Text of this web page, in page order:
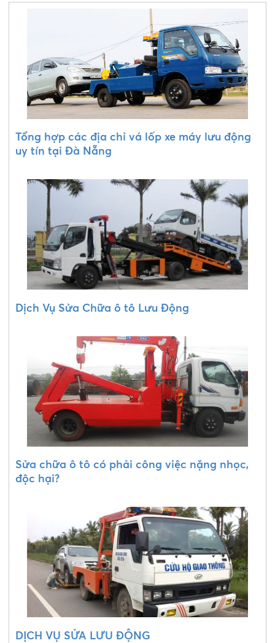
Tổng hợp các địa chỉ vá lốp xe máy lưu động
uy tín tại Đà Nẵng
Dịch Vụ Sửa Chữa ô tô Lưu Động
Sửa chữa ô tô có phải công việc nặng nhọc,
độc hại?
DỊCH VỤ SỬA LƯU ĐỘNG